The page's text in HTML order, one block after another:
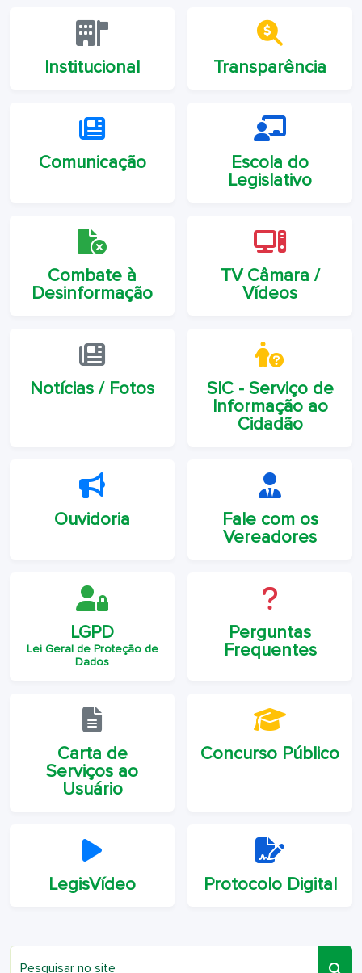
Institucional Transparência
Comunicação
Escola do
Legislativo
Combate à
Desinformação
TV Câmara /
Vídeos
Notícias / Fotos
SIC - Serviço de
Informação ao
Cidadão
Ouvidoria
Fale com os
Vereadores
LGPD
Lei Geral de Proteção de
Dados
Perguntas
Frequentes
Carta de
Serviços ao
Usuário
Concurso Público
LegisVídeo Protocolo Digital
Pesquisar no site